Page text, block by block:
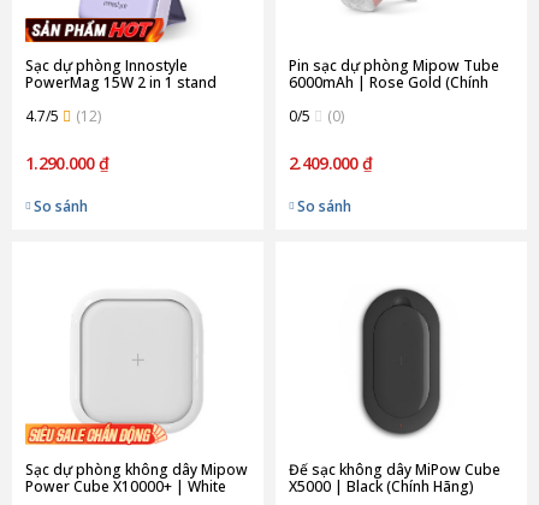
Sạc dự phòng Innostyle
PowerMag 15W 2 in 1 stand
(Chính Hãng) (IS20PDLV)
4.7/5 (12)
1.290.000 ₫
So sánh
Pin sạc dự phòng Mipow Tube
6000mAh | Rose Gold (Chính
0/5
(0)
2.409.000 ₫
So sánh
Sạc dự phòng không dây Mipow
Power Cube X10000+ | White
Đế sạc không dây MiPow Cube
X5000 | Black (Chính Hãng)